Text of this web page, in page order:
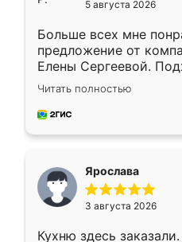
5 августа 2026
Больше всех мне
предложение от
Елены Сергеевой.
короткие сроки
для замера сотрудник
предложил по моему
Читать полностью
Ярослава
3 августа 2026
Кухню здесь